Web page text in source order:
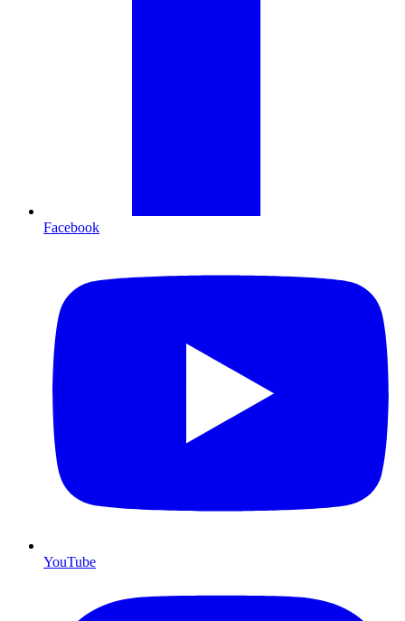
Facebook
YouTube